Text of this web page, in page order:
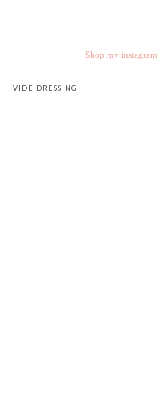
Shop my instagram
VIDE DRESSING